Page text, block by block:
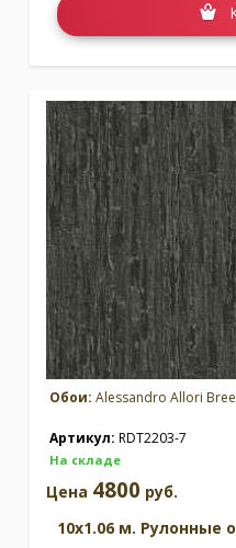
Обои: Alessandro Allori
Артикул: RDT2203-7
На складе
Цена 4800 руб.
10x1.06 м. Рулонные